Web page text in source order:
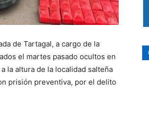
de Tartagal, a cargo de la
el martes pasado ocultos en
la altura de la localidad salteña
prisión preventiva, por el delito